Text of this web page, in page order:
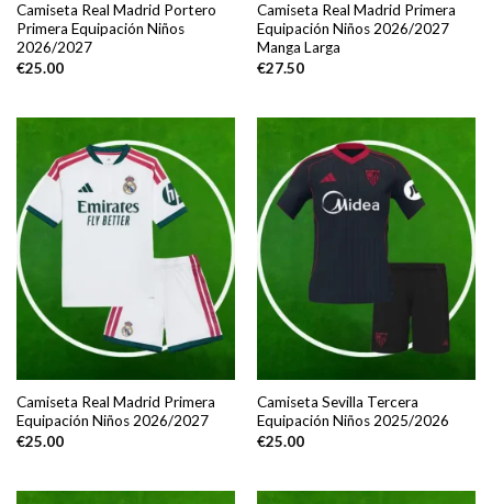
Camiseta Real Madrid Portero
Primera Equipación Niños
2026/2027
€25.00
Camiseta Real Madrid Primera
Equipación Niños 2026/2027
Manga Larga
€27.50
Camiseta Real Madrid Primera
Equipación Niños 2026/2027
€25.00
Camiseta Sevilla Tercera
Equipación Niños 2025/2026
€25.00